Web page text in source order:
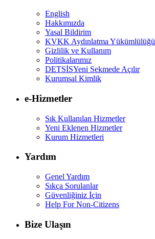
English
Hakkımızda
Yasal Bildirim
KVKK Aydınlatma Yükümlülüğü
Gizlilik ve Kullanım
Politikalarımız
DETSİSYeni Sekmede Açılır
Kurumsal Kimlik
e-Hizmetler
Sık Kullanılan Hizmetler
Yeni Eklenen Hizmetler
Kurum Hizmetleri
Yardım
Genel Yardım
Sıkça Sorulanlar
Güvenliğiniz İçin
Help For Non-Citizens
Bize Ulaşın